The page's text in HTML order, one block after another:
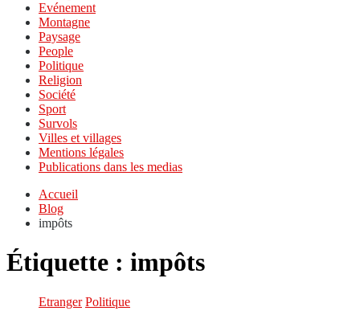
Evénement
Montagne
Paysage
People
Politique
Religion
Société
Sport
Survols
Villes et villages
Mentions légales
Publications dans les medias
Accueil
Blog
impôts
Étiquette : impôts
Etranger Politique